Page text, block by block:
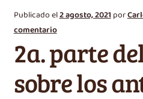
Artículos
Efemérides
Publicado el2 agosto, 2021por
comentario
2a. parte
sobre los